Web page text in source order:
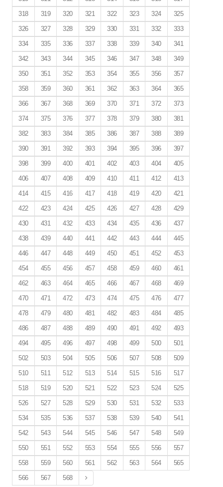
318
319 320 321 322 323 324
325
326
327 328 329 330 331 332
333
334
335 336 337 338 339 340
341
342
343 344 345 346 347 348
349
350
351 352 353 354 355 356
357
358
359 360 361 362 363 364
365
366
367 368 369 370 371 372
373
374
375 376 377 378 379 380
381
382
383 384 385 386 387 388
389
390
391 392 393 394 395 396
397
398
399 400 401 402 403 404
405
406
407 408 409 410 411 412
413
414
415 416 417 418 419 420
421
422
423 424 425 426 427 428
429
430
431 432 433 434 435 436
437
438
439 440 441 442 443 444
445
446
447 448 449 450 451 452
453
454
455 456 457 458 459 460
461
462
463 464 465 466 467 468
469
470
471 472 473 474 475 476
477
478
479 480 481 482 483 484
485
486
487 488 489 490 491 492
493
494
495 496 497 498 499 500
501
502
503 504 505 506 507 508
509
510
511 512 513 514 515 516
517
518
519 520 521 522 523 524
525
526
527 528 529 530 531 532
533
534
535 536 537 538 539 540
541
542
543 544 545 546 547 548
549
550
551 552 553 554 555 556
557
558
559 560 561 562 563 564
565
566
567 568